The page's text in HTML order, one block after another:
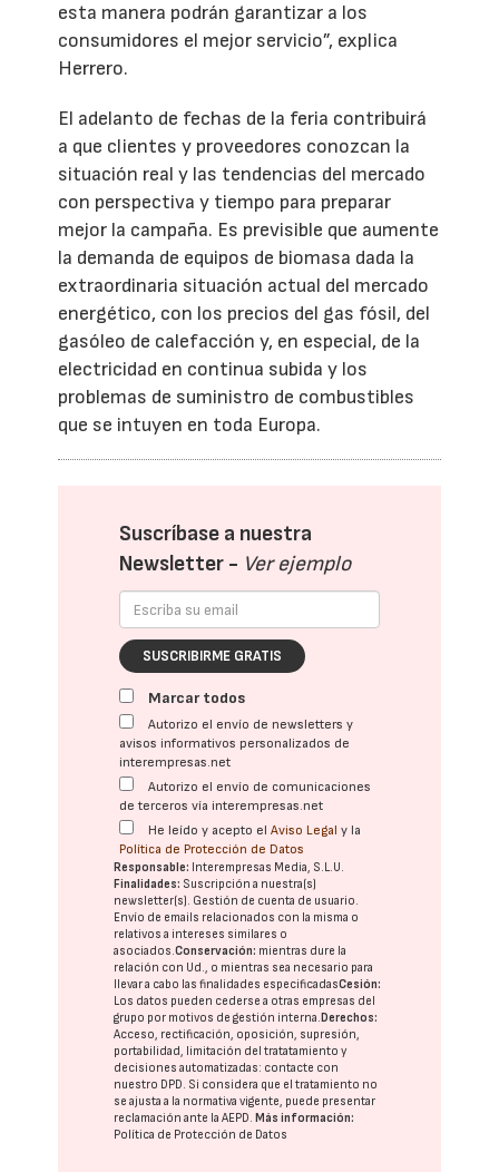
esta manera podrán garantizar a los
consumidores el mejor servicio”, explica
Herrero.
El adelanto de fechas de la feria contribuirá
a que clientes y proveedores conozcan la
situación real y las tendencias del mercado
con perspectiva y tiempo para preparar
mejor la campaña. Es previsible que aumente
la demanda de equipos de biomasa dada la
extraordinaria situación actual del mercado
energético, con los precios del gas fósil, del
gasóleo de calefacción y, en especial, de la
electricidad en continua subida y los
problemas de suministro de combustibles
que se intuyen en toda Europa.
Suscríbase a nuestra
Newsletter - Ver ejemplo
SUSCRIBIRME GRATIS
Marcar todos
Autorizo el envío de newsletters y
avisos informativos personalizados de
interempresas.net
Autorizo el envío de comunicaciones
de terceros vía interempresas.net
He leído y acepto elAviso Legal y la
Política de Protección de Datos
Responsable: Interempresas Media, S.L.U.
Finalidades: Suscripción a nuestra(s)
newsletter(s). Gestión de cuenta de usuario.
Envío de emails relacionados con la misma o
relativos a intereses similares o
asociados.Conservación: mientras dure la
relación con Ud., o mientras sea necesario para
llevar a cabo las finalidades especificadasCesión:
Los datos pueden cederse a otras empresas del
grupo por motivos de gestión interna. Derechos:
Acceso, rectificación, oposición, supresión,
portabilidad, limitación del tratatamiento y
decisiones automatizadas: contacte con
nuestro DPD. Si considera que el tratamiento no
se ajusta a la normativa vigente, puede presentar
reclamación ante laAEPD. Más información:
Política de Protección de Datos